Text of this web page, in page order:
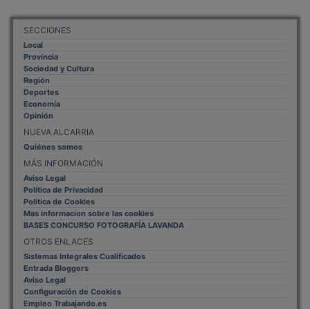
SECCIONES
Local
Provincia
Sociedad y Cultura
Región
Deportes
Economía
Opinión
NUEVA ALCARRIA
Quiénes somos
MÁS INFORMACIÓN
Aviso Legal
Política de Privacidad
Politica de Cookies
Mas informacion sobre las cookies
BASES CONCURSO FOTOGRAFÍA LAVANDA
Sistemas Integrales Cualificados
Entrada Bloggers
Aviso Legal
Configuración de Cookies
Empleo Trabajando.es